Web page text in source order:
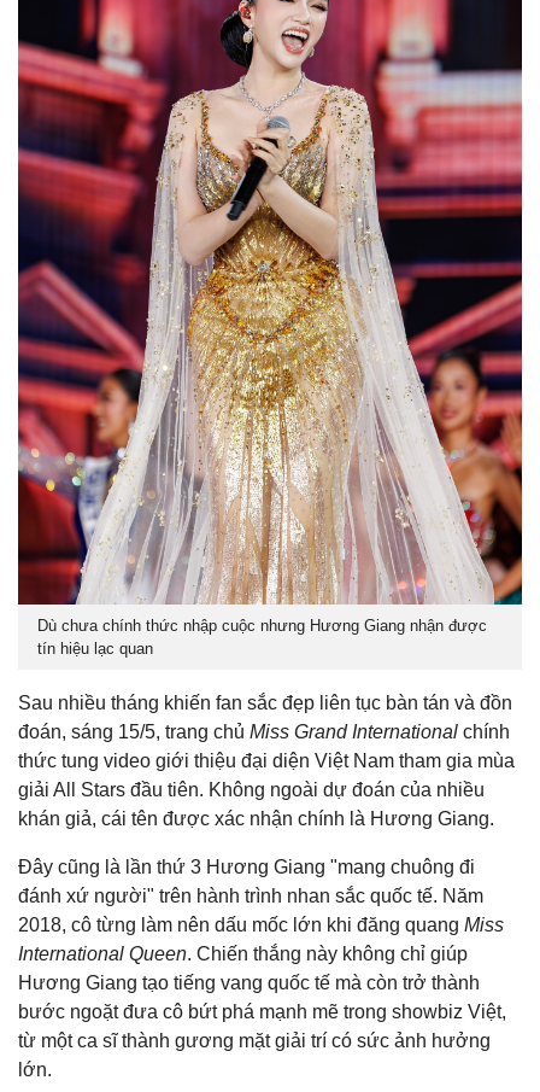
Dù chưa chính thức nhập cuộc nhưng Hương Giang nhận được
tín hiệu lạc quan
Sau nhiều tháng khiến fan sắc đẹp liên tục bàn tán và đồn
đoán, sáng 15/5, trang chủ Miss Grand International chính
thức tung video giới thiệu đại diện Việt Nam tham gia mùa
giải All Stars đầu tiên. Không ngoài dự đoán của nhiều
khán giả, cái tên được xác nhận chính là Hương Giang.
Đây cũng là lần thứ 3 Hương Giang "mang chuông đi
đánh xứ người" trên hành trình nhan sắc quốc tế. Năm
2018, cô từng làm nên dấu mốc lớn khi đăng quang Miss
International Queen. Chiến thắng này không chỉ giúp
Hương Giang tạo tiếng vang quốc tế mà còn trở thành
bước ngoặt đưa cô bứt phá mạnh mẽ trong showbiz Việt,
từ một ca sĩ thành gương mặt giải trí có sức ảnh hưởng
lớn.